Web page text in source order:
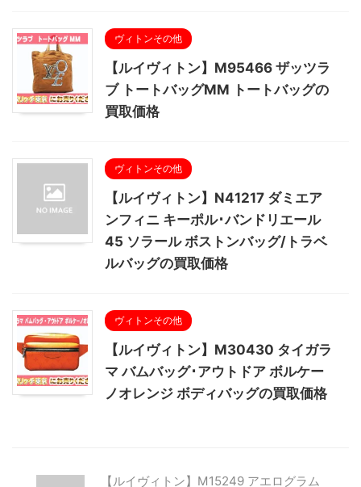
ヴィトンその他
【ルイヴィトン】M95466 ザッツラ
ブ トートバッグMM トートバッグの
買取価格
ヴィトンその他
【ルイヴィトン】N41217 ダミエア
ンフィニ キーポル･バンドリエール
45 ソラール ボストンバッグ/トラベ
ルバッグの買取価格
ヴィトンその他
【ルイヴィトン】M30430 タイガラ
マ バムバッグ･アウトドア ボルケー
ノオレンジ ボディバッグの買取価格
【ルイヴィトン】M15249 アエログラム